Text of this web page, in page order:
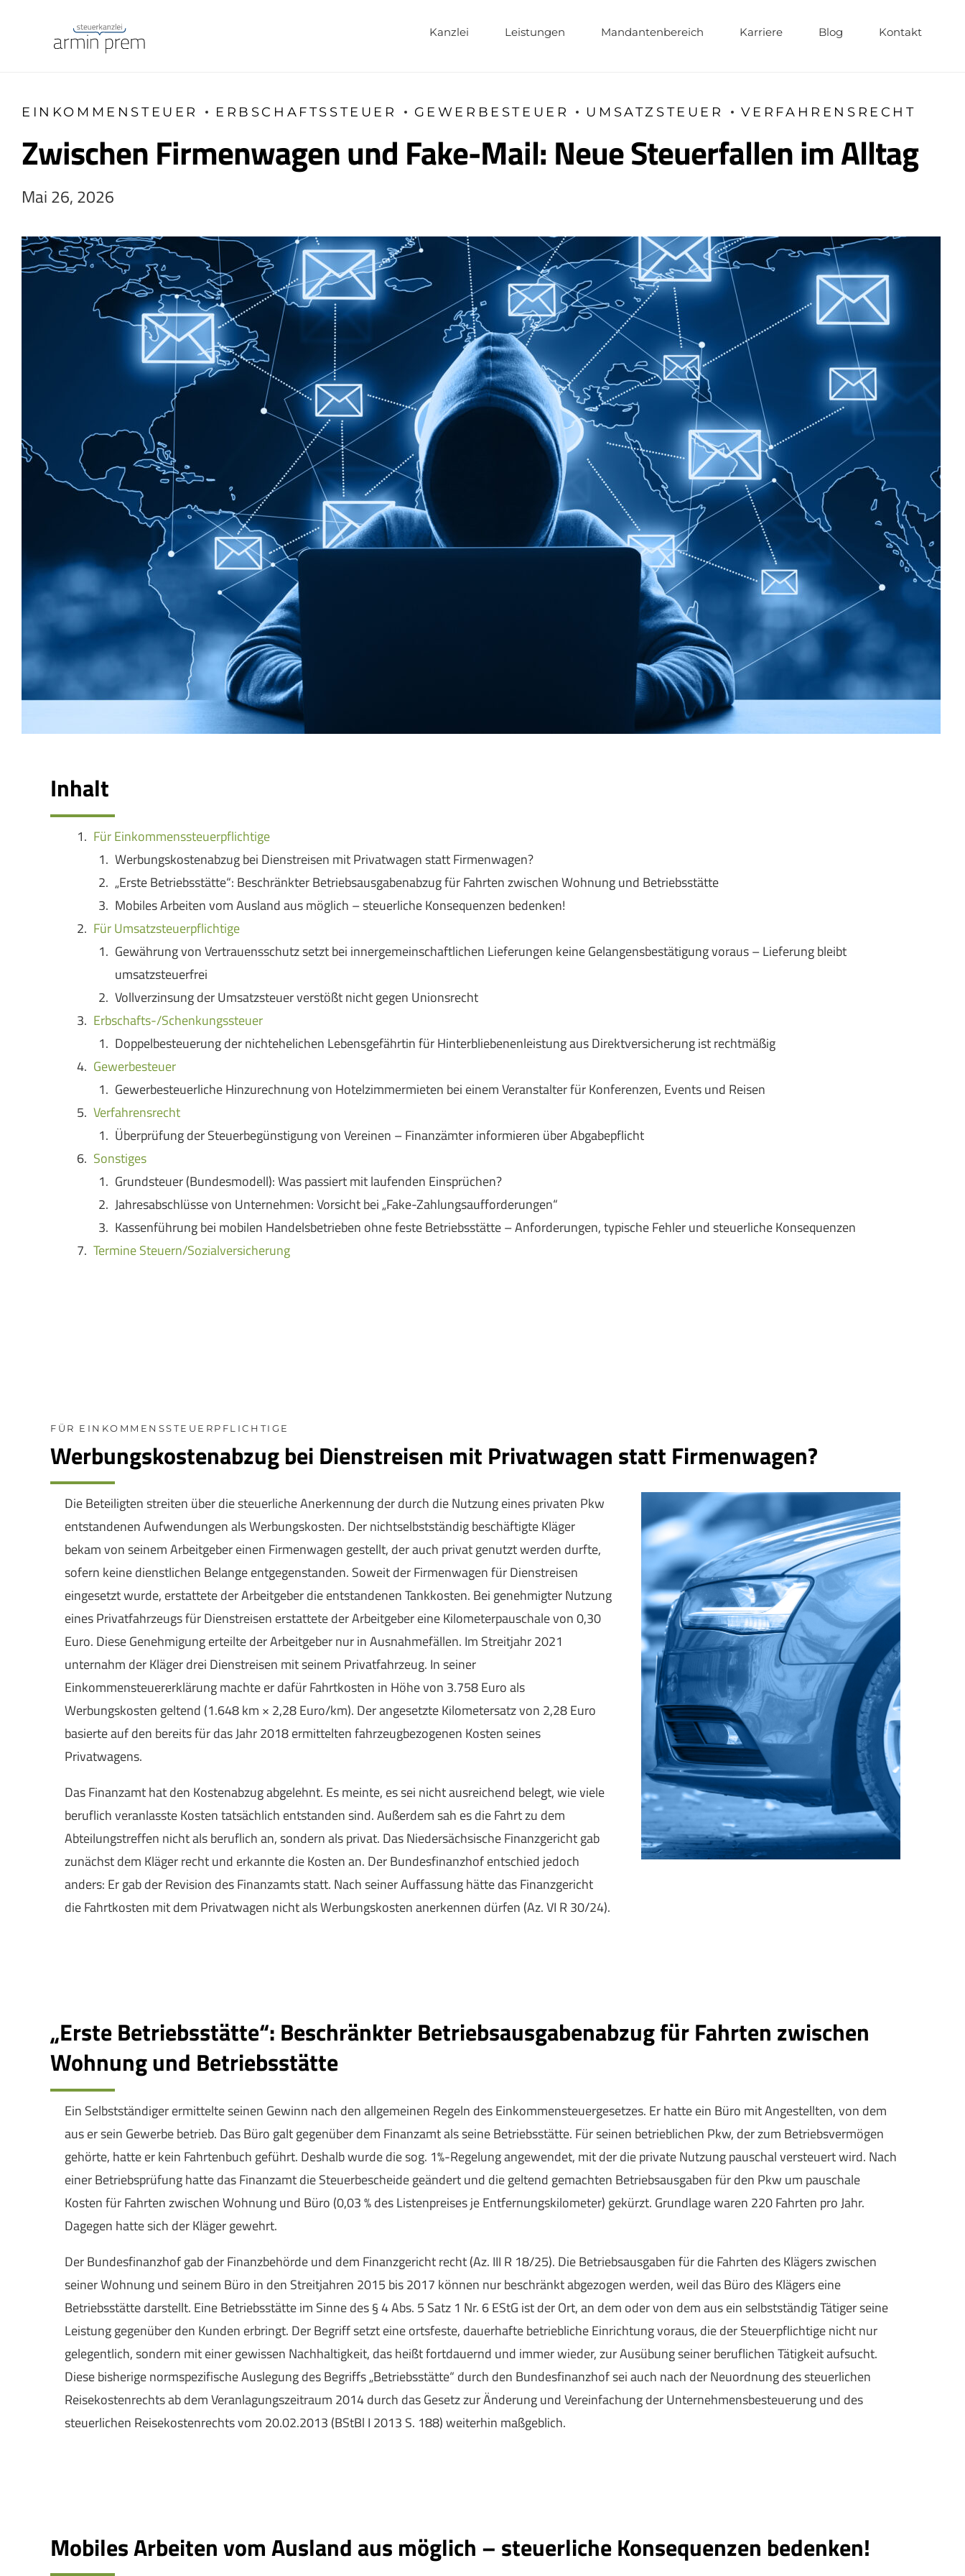
Kanzlei Leistungen Mandantenbereich Karriere Blog Kontakt
EINKOMMENSTEUER ERBSCHAFTSSTEUER GEWERBESTEUER UMSATZSTEUER VERFAHRENSRECHT
Zwischen Firmenwagen und Fake-Mail: Neue Steuerfallen im Alltag
Mai 26, 2026
Inhalt
Für Einkommenssteuerpflichtige
Werbungskostenabzug bei Dienstreisen mit Privatwagen statt Firmenwagen?
„Erste Betriebsstätte“: Beschränkter Betriebsausgabenabzug für Fahrten zwischen Wohnung und Betriebsstätte
Mobiles Arbeiten vom Ausland aus möglich – steuerliche Konsequenzen bedenken!
Für Umsatzsteuerpflichtige
Gewährung von Vertrauensschutz setzt bei innergemeinschaftlichen Lieferungen keine Gelangensbestätigung voraus – Lieferung bleibt
umsatzsteuerfrei
Vollverzinsung der Umsatzsteuer verstößt nicht gegen Unionsrecht
Erbschafts-/Schenkungssteuer
Doppelbesteuerung der nichtehelichen Lebensgefährtin für Hinterbliebenenleistung aus Direktversicherung ist rechtmäßig
Gewerbesteuer
Gewerbesteuerliche Hinzurechnung von Hotelzimmermieten bei einem Veranstalter für Konferenzen, Events und Reisen
Verfahrensrecht
Überprüfung der Steuerbegünstigung von Vereinen – Finanzämter informieren über Abgabepflicht
Sonstiges
Grundsteuer (Bundesmodell): Was passiert mit laufenden Einsprüchen?
Jahresabschlüsse von Unternehmen: Vorsicht bei „Fake-Zahlungsaufforderungen“
Kassenführung bei mobilen Handelsbetrieben ohne feste Betriebsstätte – Anforderungen, typische Fehler und steuerliche Konsequenzen
Termine Steuern/Sozialversicherung
FÜR EINKOMMENSSTEUERPFLICHTIGE
Werbungskostenabzug bei Dienstreisen mit Privatwagen statt Firmenwagen?
Die Beteiligten streiten über die steuerliche Anerkennung der durch die Nutzung eines privaten Pkw
entstandenen Aufwendungen als Werbungskosten. Der nichtselbstständig beschäftigte Kläger
bekam von seinem Arbeitgeber einen Firmenwagen gestellt, der auch privat genutzt werden durfte,
sofern keine dienstlichen Belange entgegenstanden. Soweit der Firmenwagen für Dienstreisen
eingesetzt wurde, erstattete der Arbeitgeber die entstandenen Tankkosten. Bei genehmigter Nutzung
eines Privatfahrzeugs für Dienstreisen erstattete der Arbeitgeber eine Kilometerpauschale von 0,30
Euro. Diese Genehmigung erteilte der Arbeitgeber nur in Ausnahmefällen. Im Streitjahr 2021
unternahm der Kläger drei Dienstreisen mit seinem Privatfahrzeug. In seiner
Einkommensteuererklärung machte er dafür Fahrtkosten in Höhe von 3.758 Euro als
Werbungskosten geltend (1.648 km × 2,28 Euro/km). Der angesetzte Kilometersatz von 2,28 Euro
basierte auf den bereits für das Jahr 2018 ermittelten fahrzeugbezogenen Kosten seines
Privatwagens.
Das Finanzamt hat den Kostenabzug abgelehnt. Es meinte, es sei nicht ausreichend belegt, wie viele
beruflich veranlasste Kosten tatsächlich entstanden sind. Außerdem sah es die Fahrt zu dem
Abteilungstreffen nicht als beruflich an, sondern als privat. Das Niedersächsische Finanzgericht gab
zunächst dem Kläger recht und erkannte die Kosten an. Der Bundesfinanzhof entschied jedoch
anders: Er gab der Revision des Finanzamts statt. Nach seiner Auffassung hätte das Finanzgericht
die Fahrtkosten mit dem Privatwagen nicht als Werbungskosten anerkennen dürfen (Az. VI R 30/24).
„Erste Betriebsstätte“: Beschränkter Betriebsausgabenabzug für Fahrten zwischen
Wohnung und Betriebsstätte
Ein Selbstständiger ermittelte seinen Gewinn nach den allgemeinen Regeln des Einkommensteuergesetzes. Er hatte ein Büro mit Angestellten, von dem
aus er sein Gewerbe betrieb. Das Büro galt gegenüber dem Finanzamt als seine Betriebsstätte. Für seinen betrieblichen Pkw, der zum Betriebsvermögen
gehörte, hatte er kein Fahrtenbuch geführt. Deshalb wurde die sog. 1%-Regelung angewendet, mit der die private Nutzung pauschal versteuert wird. Nach
einer Betriebsprüfung hatte das Finanzamt die Steuerbescheide geändert und die geltend gemachten Betriebsausgaben für den Pkw um pauschale
Kosten für Fahrten zwischen Wohnung und Büro (0,03 % des Listenpreises je Entfernungskilometer) gekürzt. Grundlage waren 220 Fahrten pro Jahr.
Dagegen hatte sich der Kläger gewehrt.
Der Bundesfinanzhof gab der Finanzbehörde und dem Finanzgericht recht (Az. III R 18/25). Die Betriebsausgaben für die Fahrten des Klägers zwischen
seiner Wohnung und seinem Büro in den Streitjahren 2015 bis 2017 können nur beschränkt abgezogen werden, weil das Büro des Klägers eine
Betriebsstätte darstellt. Eine Betriebsstätte im Sinne des § 4 Abs. 5 Satz 1 Nr. 6 EStG ist der Ort, an dem oder von dem aus ein selbstständig Tätiger seine
Leistung gegenüber den Kunden erbringt. Der Begriff setzt eine ortsfeste, dauerhafte betriebliche Einrichtung voraus, die der Steuerpflichtige nicht nur
gelegentlich, sondern mit einer gewissen Nachhaltigkeit, das heißt fortdauernd und immer wieder, zur Ausübung seiner beruflichen Tätigkeit aufsucht.
Diese bisherige normspezifische Auslegung des Begriffs „Betriebsstätte“ durch den Bundesfinanzhof sei auch nach der Neuordnung des steuerlichen
Reisekostenrechts ab dem Veranlagungszeitraum 2014 durch das Gesetz zur Änderung und Vereinfachung der Unternehmensbesteuerung und des
steuerlichen Reisekostenrechts vom 20.02.2013 (BStBl I 2013 S. 188) weiterhin maßgeblich.
Mobiles Arbeiten vom Ausland aus möglich – steuerliche Konsequenzen bedenken!